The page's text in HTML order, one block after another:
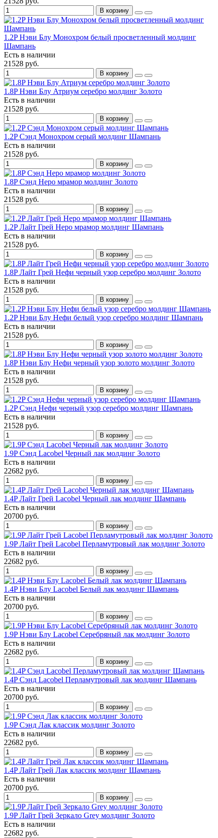
В корзину
1.2P Нэви Блу Монохром белый просветленный молдинг
Шампань
Есть в наличии
21528 руб.
В корзину
1.8P Нэви Блу Атриум серебро молдинг Золото
Есть в наличии
21528 руб.
В корзину
1.2P Сэнд Монохром серый молдинг Шампань
Есть в наличии
21528 руб.
В корзину
1.8P Сэнд Неро мрамор молдинг Золото
Есть в наличии
21528 руб.
В корзину
1.2P Лайт Грей Неро мрамор молдинг Шампань
Есть в наличии
21528 руб.
В корзину
1.8P Лайт Грей Нефи черный узор серебро молдинг Золото
Есть в наличии
21528 руб.
В корзину
1.2P Нэви Блу Нефи белый узор серебро молдинг Шампань
Есть в наличии
21528 руб.
В корзину
1.8P Нэви Блу Нефи черный узор золото молдинг Золото
Есть в наличии
21528 руб.
В корзину
1.2P Сэнд Нефи черный узор серебро молдинг Шампань
Есть в наличии
21528 руб.
В корзину
1.9P Сэнд Lacobel Черный лак молдинг Золото
Есть в наличии
22682 руб.
В корзину
1.4P Лайт Грей Lacobel Черный лак молдинг Шампань
Есть в наличии
20700 руб.
В корзину
1.9P Лайт Грей Lacobel Перламутровый лак молдинг Золото
Есть в наличии
22682 руб.
В корзину
1.4P Нэви Блу Lacobel Белый лак молдинг Шампань
Есть в наличии
20700 руб.
В корзину
1.9P Нэви Блу Lacobel Серебряный лак молдинг Золото
Есть в наличии
22682 руб.
В корзину
1.4P Сэнд Lacobel Перламутровый лак молдинг Шампань
Есть в наличии
20700 руб.
В корзину
1.9P Сэнд Лак классик молдинг Золото
Есть в наличии
22682 руб.
В корзину
1.4P Лайт Грей Лак классик молдинг Шампань
Есть в наличии
20700 руб.
В корзину
1.9P Лайт Грей Зеркало Grey молдинг Золото
Есть в наличии
22682 руб.